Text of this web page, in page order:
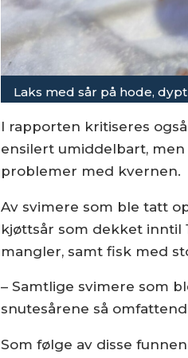
Laks med sår på hode,
I rapporten kritiseres
ensilert umiddelbart,
problemer med kvernen.
Av svimere som ble tatt
kjøttsår som dekket inntil
mangler, samt fisk med
– Samtlige svimere som
snutesårene så
Som følge av disse